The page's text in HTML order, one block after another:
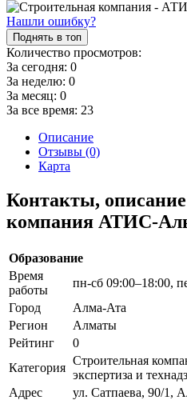
Нашли ошибку?
Поднять в топ
Количество просмотров:
За сегодня: 0
За неделю: 0
За месяц: 0
За все время: 23
Описание
Отзывы (0)
Карта
Контакты,
компания АТИС-
Образование
Время
работы
пн-сб 09:00–18:00,
Город
Алма-Ата
Регион
Алматы
Рейтинг
0
Категория
Строительная
экспертиза и
Адрес
ул. Сатпаева, 90/1,